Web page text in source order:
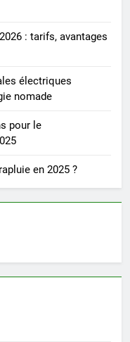
: tarifs, avantages
électriques
nomade
pour le
en 2025 ?